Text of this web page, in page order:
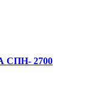
СПН- 2700